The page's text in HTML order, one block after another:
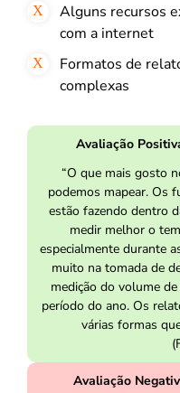
Alguns recursos
com a internet
Formatos de
complexas
Avaliação
“O que mais gosto
podemos mapear. Os
estão fazendo dentro
medir melhor o
especialmente durante
muito na tomada de
medição do volume
período do ano. Os
várias formas
Avaliação